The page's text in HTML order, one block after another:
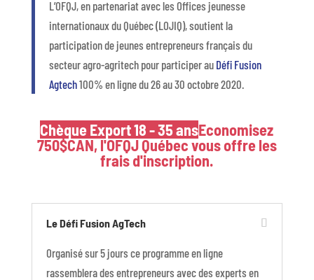
L’OFQJ, en partenariat avec les Offices jeunesse
internationaux du Québec (LOJIQ), soutient la
participation de jeunes entrepreneurs français du
secteur agro-agritech pour participer au Défi Fusion
Agtech100% en ligne du 26 au 30 octobre 2020.
Chèque Export 18 - 35 ansEconomisez
750$CAN, l'OFQJ Québec vous offre les
frais d'inscription.
Le Défi Fusion AgTech
Organisé sur 5 jours ce programme en ligne
rassemblera des entrepreneurs avec des experts en